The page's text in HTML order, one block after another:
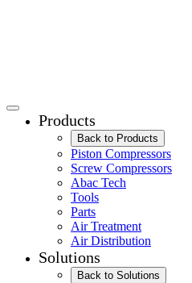
Products
Back to Products
Piston Compressors
Screw Compressors
Abac Tech
Tools
Parts
Air Treatment
Air Distribution
Solutions
Back to Solutions